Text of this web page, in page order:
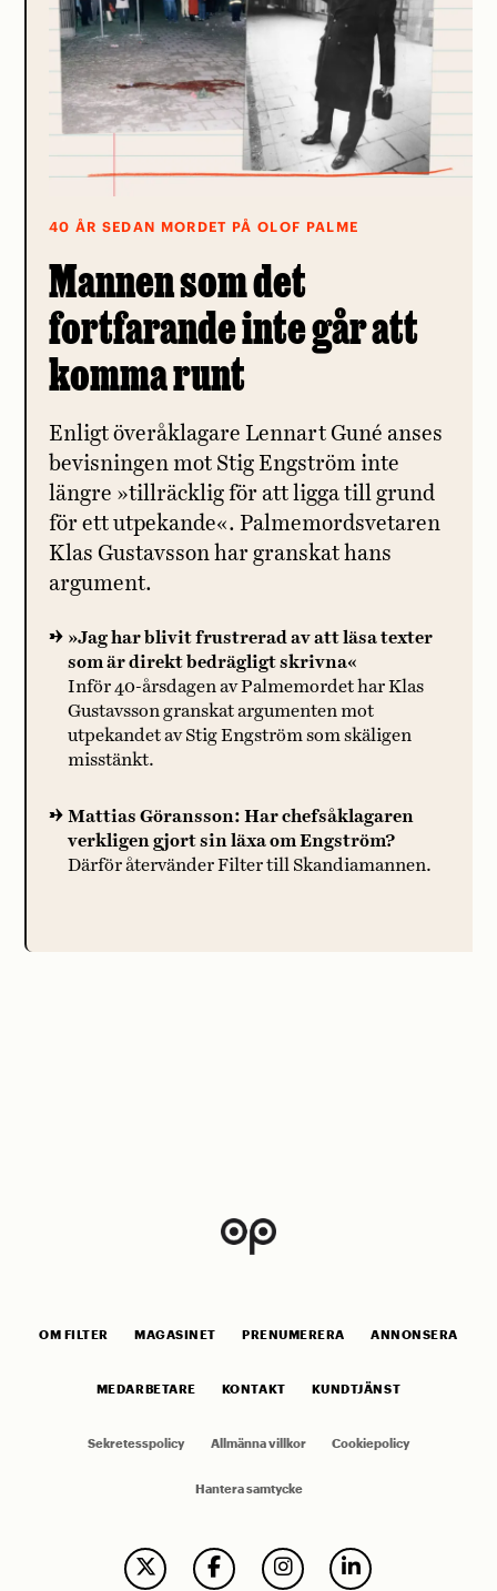
40 ÅR SEDAN MORDET PÅ OLOF PALME
Mannen som det
fortfarande inte går att
komma runt
Enligt överåklagare Lennart Guné anses
bevisningen mot Stig Engström inte
längre »tillräcklig för att ligga till grund
för ett utpekande«. Palmemordsvetaren
Klas Gustavsson har granskat hans
argument.
»Jag har blivit frustrerad av att läsa texter
som är direkt bedrägligt skrivna«
Inför 40-årsdagen av Palmemordet har Klas
Gustavsson granskat argumenten mot
utpekandet av Stig Engström som skäligen
misstänkt.
Mattias Göransson: Har chefsåklagaren
verkligen gjort sin läxa om Engström?
Därför återvänder Filter till Skandiamannen.
OM FILTER MAGASINET PRENUMERERA ANNONSERA
MEDARBETARE KONTAKT KUNDTJÄNST
Sekretesspolicy Allmänna villkor Cookiepolicy
Hantera samtycke